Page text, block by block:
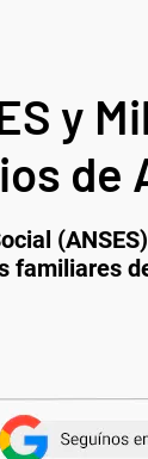
y
de
familiares